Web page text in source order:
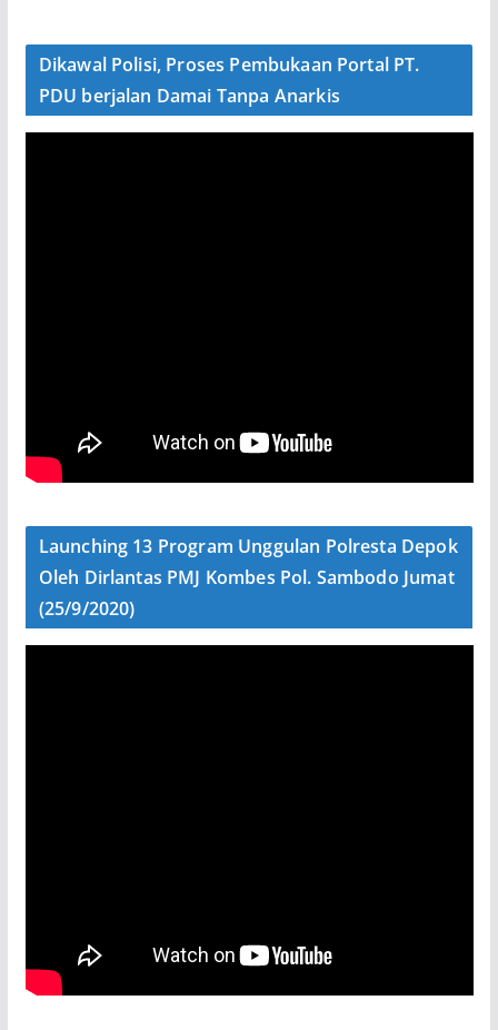
Dikawal Polisi, Proses Pembukaan Portal PT.
PDU berjalan Damai Tanpa Anarkis
Launching 13 Program Unggulan Polresta Depok
Oleh Dirlantas PMJ Kombes Pol. Sambodo Jumat
(25/9/2020)